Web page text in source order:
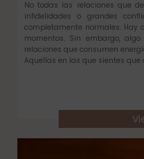
No todas las relaciones que
infidelidades o grandes
completamente normales. Hay
momentos. Sin embargo,
relaciones que consumen
Aquellas en las que sientes